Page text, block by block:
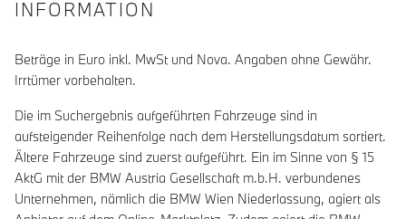
INFORMATION
Beträge in Euro inkl. MwSt und Nova. Angaben ohne Gewähr.
Irrtümer vorbehalten.
Die im Suchergebnis aufgeführten Fahrzeuge sind in
aufsteigender Reihenfolge nach dem Herstellungsdatum sortiert.
Ältere Fahrzeuge sind zuerst aufgeführt. Ein im Sinne von § 15
AktG mit der BMW Austria Gesellschaft m.b.H. verbundenes
Unternehmen, nämlich die BMW Wien Niederlassung, agiert als